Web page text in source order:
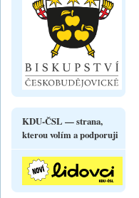
KDU-ČSL — strana,
kterou volím a podporuji